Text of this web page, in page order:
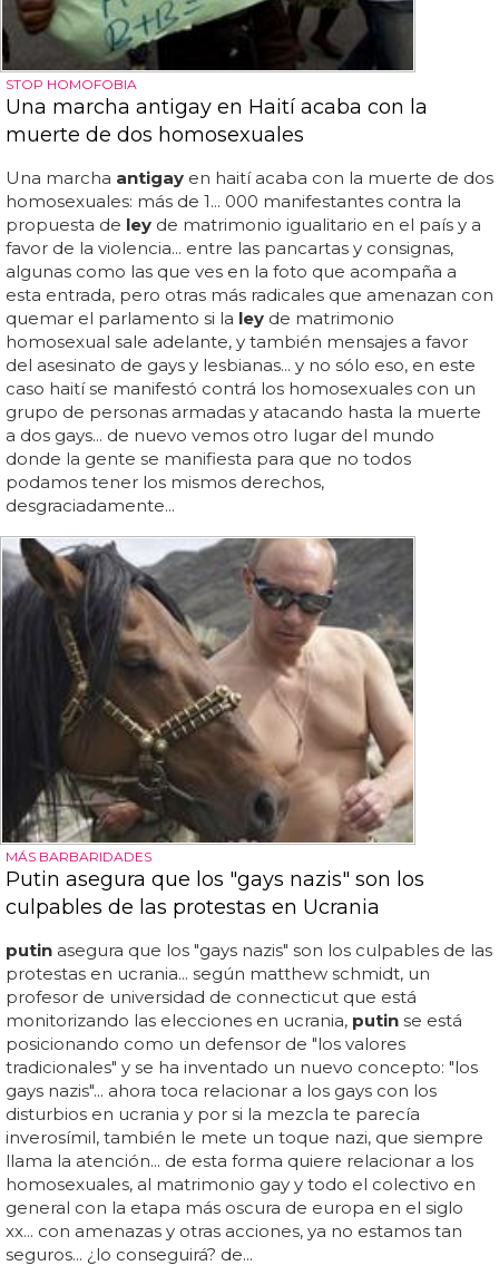
STOP HOMOFOBIA
Una marcha antigay en Haití acaba con la
muerte de dos homosexuales
Una marcha antigay en haití acaba con la muerte de dos
homosexuales: más de 1... 000 manifestantes contra la
propuesta de ley de matrimonio igualitario en el país y a
favor de la violencia... entre las pancartas y consignas,
algunas como las que ves en la foto que acompaña a
esta entrada, pero otras más radicales que amenazan con
quemar el parlamento si la ley de matrimonio
homosexual sale adelante, y también mensajes a favor
del asesinato de gays y lesbianas... y no sólo eso, en este
caso haití se manifestó contrá los homosexuales con un
grupo de personas armadas y atacando hasta la muerte
a dos gays... de nuevo vemos otro lugar del mundo
donde la gente se manifiesta para que no todos
podamos tener los mismos derechos,
desgraciadamente...
MÁS BARBARIDADES
Putin asegura que los "gays nazis" son los
culpables de las protestas en Ucrania
putin asegura que los "gays nazis" son los culpables de las
protestas en ucrania... según matthew schmidt, un
profesor de universidad de connecticut que está
monitorizando las elecciones en ucrania, putin se está
posicionando como un defensor de "los valores
tradicionales" y se ha inventado un nuevo concepto: "los
gays nazis"... ahora toca relacionar a los gays con los
disturbios en ucrania y por si la mezcla te parecía
inverosímil, también le mete un toque nazi, que siempre
llama la atención... de esta forma quiere relacionar a los
homosexuales, al matrimonio gay y todo el colectivo en
general con la etapa más oscura de europa en el siglo
xx... con amenazas y otras acciones, ya no estamos tan
seguros... ¿lo conseguirá? de...